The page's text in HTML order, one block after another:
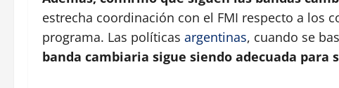
estrecha coordinación con el FMI respecto a los
programa. Las políticas argentinas, cuando se
banda cambiaria sigue siendo adecuada para